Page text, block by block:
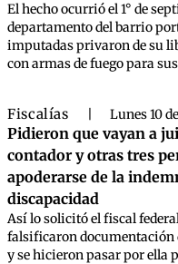
El hecho ocurrió el 1° de
departamento del barrio
imputadas privaron de su
con armas de fuego para
Fiscalías Lunes 10
Pidieron que vayan a
contador y otras tres
apoderarse de la
discapacidad
Así lo solicitó el fiscal
falsificaron documentación
y se hicieron pasar por ella